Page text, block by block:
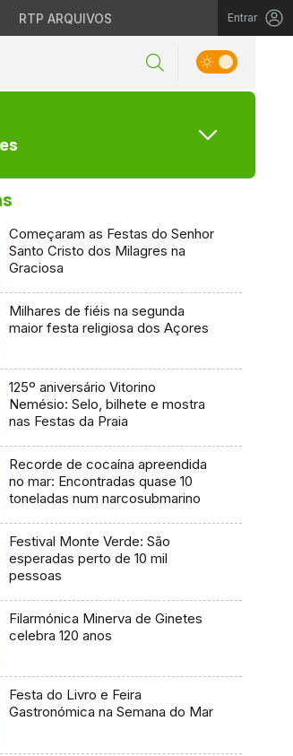
RTP ARQUIVOS Entrar
Começaram as Festas do Senhor
Santo Cristo dos Milagres na
Graciosa
Milhares de fiéis na segunda
maior festa religiosa dos Açores
125º aniversário Vitorino
Nemésio: Selo, bilhete e mostra
nas Festas da Praia
Recorde de cocaína apreendida
no mar: Encontradas quase 10
toneladas num narcosubmarino
Festival Monte Verde: São
esperadas perto de 10 mil
pessoas
Filarmónica Minerva de Ginetes
celebra 120 anos
Festa do Livro e Feira
Gastronómica na Semana do Mar